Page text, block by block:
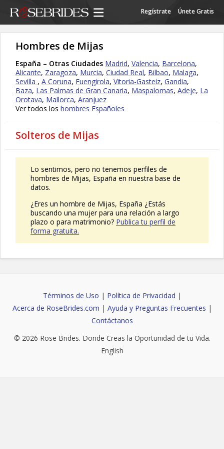
Regístrate Únete Gratis
Hombres de Mijas
España – Otras Ciudades Madrid, Valencia, Barcelona,
Alicante, Zaragoza, Murcia, Ciudad Real, Bilbao, Malaga,
Sevilla , A Coruna, Fuengirola, Vitoria-Gasteiz, Gandia,
Baza, Las Palmas de Gran Canaria, Maspalomas, Adeje, La
Orotava, Mallorca, Aranjuez
Ver todos los hombres Españoles
Solteros de Mijas
Lo sentimos, pero no tenemos perfiles de
hombres de Mijas, España en nuestra base de
datos.
¿Eres un hombre de Mijas, España ¿Estás
buscando una mujer para una relación a largo
plazo o para matrimonio? Publica tu perfil de
forma gratuita.
Términos de Uso | Política de Privacidad |
Acerca de RoseBrides.com | Ayuda y Preguntas Frecuentes |
Contáctanos
© 2026 Rose Brides. Donde Creas la Oportunidad de tu Vida.
English